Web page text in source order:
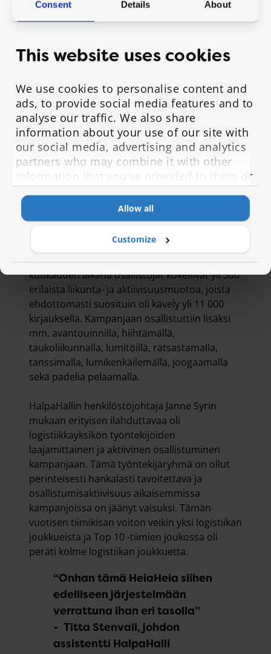
Consent Details About
This website uses cookies
We use cookies to personalise content and
ads, to provide social media features and to
analyse our traffic. We also share
information about your use of our site with
our social media, advertising and analytics
partners who may combine it with other
information that you’ve provided to them or
that they’ve collected from your use of their
services.
Allow all
Customize
työntekijät kannustivat toisiaan yli 93 000
Tulokset:
Aktiivinen osallistuminen näkyi myös
tulospuolella. HalpaHallin työyhteisö saavutti
alkuperäisen tavoitteen vain 22 päivässä ja
kampanjan päätteeksi yhdessä kerättyjä
kilometrejä oli kertynyt huimat 332 000, lähes
Kilometrejä yhteiseen pottiin, omalle tiimille ja
itselle kerättiin sadoin eri tavoin. Kolmen
kuukauden aikana osallistujat kokeilivat yli 300
erilaista liikunta- ja aktiivisuusmuotoa, joista
ehdottomasti suosituin oli kävely yli 11 000
kirjauksella. Kampanjaan osallistuttiin lisäksi
mm. avantouinnilla, hiihtämällä,
taukoliikunnalla, lumitöillä, ratsastamalla,
tanssimalla, lumikenkäilemällä, joogaamalla
sekä padelia pelaamalla.
HalpaHallin henkilöstöjohtaja Janne Syrin
mukaan erityisen ilahduttavaa oli
logistiikkayksikön työntekijöiden
laajamittainen ja aktiivinen osallistuminen
kampanjaan. Tämä työntekijäryhmä on ollut
perinteisesti hankalasti tavoitettava ja
osallistumisaktiivisuus aikaisemmissa
kampanjoissa on jäänyt vaisuksi. Tämän
vuotisen tiimikisan voiton veikin yksi logistiikan
joukkueista ja Top 10 -tiimien joukossa oli
peräti kolme logistiikan joukkuetta.
“Onhan tämä HeiaHeia siihen
edelliseen järjestelmään
verrattuna ihan eri tasolla”
- Titta Stenvall, johdon
assistentti HalpaHalli